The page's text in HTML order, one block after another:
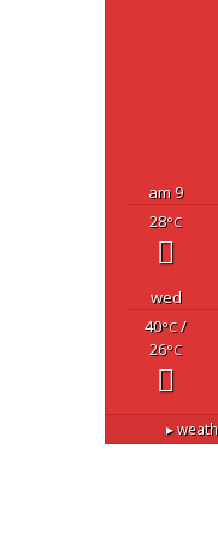
9 am
28°C
wed
40°C/
26°C